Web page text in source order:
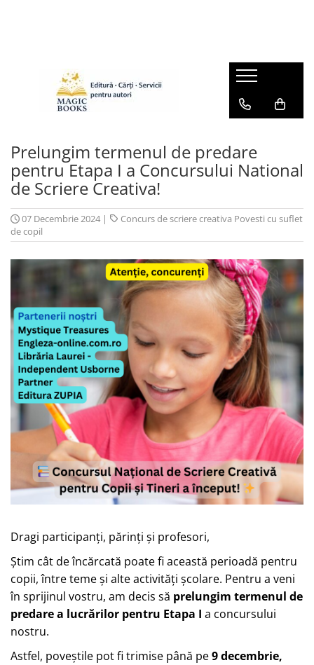
Carti pentru copii 7-11 ani
Pachete de carti
Lichidare stoc
Povești scrise de copii (Antologii)
Carte online pentru copii
Carti pentru copii 0-7 ani
Prelungim termenul de predare
pentru Etapa I a Concursului National
de Scriere Creativa!
07 Decembrie 2024 |
Concurs de scriere creativa Povesti cu suflet
de copil
Dragi participanți, părinți și profesori,
Știm cât de încărcată poate fi această perioadă pentru
copii, între teme și alte activități școlare. Pentru a veni
în sprijinul vostru, am decis să prelungim termenul de
predare a lucrărilor pentru Etapa I a concursului
nostru.
Astfel, poveștile pot fi trimise până pe9 decembrie,